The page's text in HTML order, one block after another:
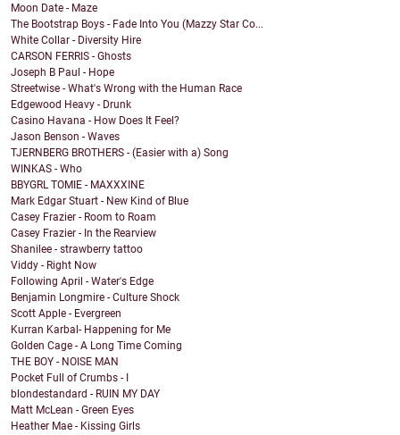
Moon Date - Maze
The Bootstrap Boys - Fade Into You (Mazzy Star Co...
White Collar - Diversity Hire
CARSON FERRIS - Ghosts
Joseph B Paul - Hope
Streetwise - What's Wrong with the Human Race
Edgewood Heavy - Drunk
Casino Havana - How Does It Feel?
Jason Benson - Waves
TJERNBERG BROTHERS - (Easier with a) Song
WINKAS - Who
BBYGRL TOMIE - MAXXXINE
Mark Edgar Stuart - New Kind of Blue
Casey Frazier - Room to Roam
Casey Frazier - In the Rearview
Shanilee - strawberry tattoo
Viddy - Right Now
Following April - Water's Edge
Benjamin Longmire - Culture Shock
Scott Apple - Evergreen
Kurran Karbal- Happening for Me
Golden Cage - A Long Time Coming
THE BOY - NOISE MAN
Pocket Full of Crumbs - I
blondestandard - RUIN MY DAY
Matt McLean - Green Eyes
Heather Mae - Kissing Girls